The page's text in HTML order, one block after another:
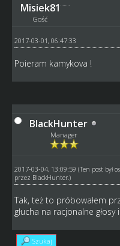
Misiek81
Gość
2017-03-01, 06:47:33
Poieram kamykova !
BlackHunter
Manager
2017-03-04, 13:09:59 (Ten post był
przez BlackHunter.)
Tak, też to próbowałem
głucha na racjonalne
Szukaj